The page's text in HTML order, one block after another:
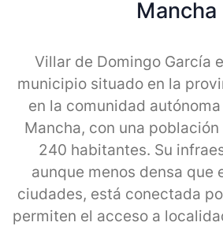
Mancha
Villar de Domingo García
municipio situado en la
en la comunidad
Mancha, con una
240 habitantes. Su
aunque menos densa que
ciudades, está conectada
permiten el acceso a